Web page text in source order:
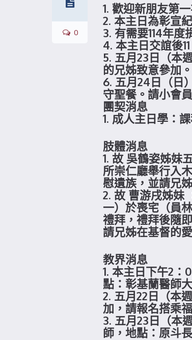
0
1. 歡迎新朋友第
2. 本主日為彰宣
3. 有需要114年
4. 本主日交誼後
5. 五月23日（本
的兄姊致意參加。
6. 五月24日（日
守聖餐。請小會
團契消息
1. 成人主日學：
肢體消息
1. 故 吳鶴姿姊妹
所崇仁廳舉行入
慰遺族，並請兄
2. 故 曹游戌姊妹
一）於喪宅（員
禮拜，禮拜後隨
請兄姊在基督的
教界消息
1. 本主日下午2
點：彰基蘭醫師
2. 五月22日（本
加，請報名搭乘
3. 五月23日（本
師，地點：原斗